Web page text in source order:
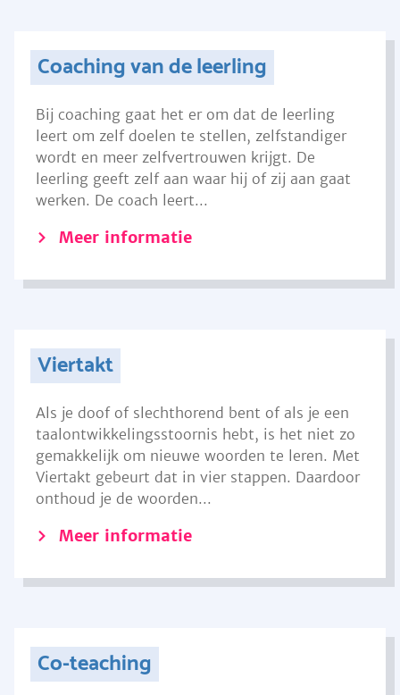
Coaching van de leerling
Bij coaching gaat het er om dat de leerling
leert om zelf doelen te stellen, zelfstandiger
wordt en meer zelfvertrouwen krijgt. De
leerling geeft zelf aan waar hij of zij aan gaat
werken. De coach leert...
Meer informatie
Viertakt
Als je doof of slechthorend bent of als je een
taalontwikkelingsstoornis hebt, is het niet zo
gemakkelijk om nieuwe woorden te leren. Met
Viertakt gebeurt dat in vier stappen. Daardoor
onthoud je de woorden...
Meer informatie
Co-teaching